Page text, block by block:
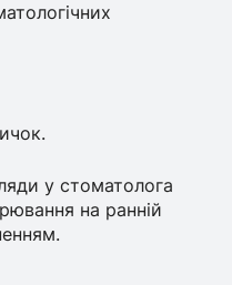
у стоматолога
на ранній